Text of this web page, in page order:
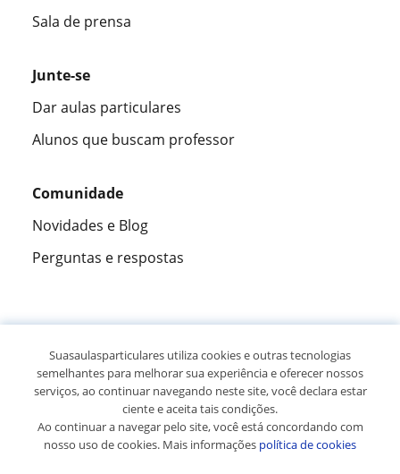
Sala de prensa
Junte-se
Dar aulas particulares
Alunos que buscam professor
Comunidade
Novidades e Blog
Perguntas e respostas
305915opiniões de alunos
© 2007 - 2026 Suas aulas particulares
Suasaulasparticulares utiliza cookies e outras tecnologias
semelhantes para melhorar sua experiência e oferecer nossos
serviços, ao continuar navegando neste site, você declara estar
ciente e aceita tais condições.
Ao continuar a navegar pelo site, você está concordando com
nosso uso de cookies. Mais informações política de cookies